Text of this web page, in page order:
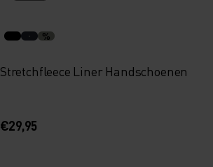
%
Stretchfleece Liner Handschoenen
€29,95